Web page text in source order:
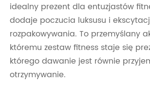
idealny prezent dla entuzjastów
dodaje poczucia luksusu i
rozpakowywania. To przemyślany
któremu zestaw fitness staje się
którego dawanie jest równie
otrzymywanie.